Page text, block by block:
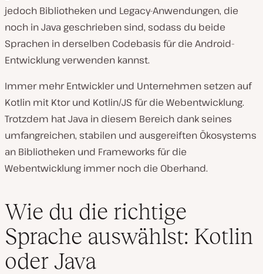
jedoch Bibliotheken und Legacy-Anwendungen, die
noch in Java geschrieben sind, sodass du beide
Sprachen in derselben Codebasis für die Android-
Entwicklung verwenden kannst.
Immer mehr Entwickler und Unternehmen setzen auf
Kotlin mit Ktor und Kotlin/JS für die Webentwicklung.
Trotzdem hat Java in diesem Bereich dank seines
umfangreichen, stabilen und ausgereiften Ökosystems
an Bibliotheken und Frameworks für die
Webentwicklung immer noch die Oberhand.
Wie du die richtige
Sprache auswählst: Kotlin
oder Java